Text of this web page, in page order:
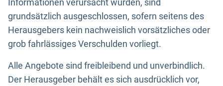
Informationen verursacht wurden, sind
grundsätzlich ausgeschlossen, sofern seitens des
Herausgebers kein nachweislich vorsätzliches oder
grob fahrlässiges Verschulden vorliegt.
Alle Angebote sind freibleibend und unverbindlich.
Der Herausgeber behält es sich ausdrücklich vor,